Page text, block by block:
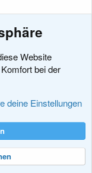
Website
bei der
deine Einstellungen